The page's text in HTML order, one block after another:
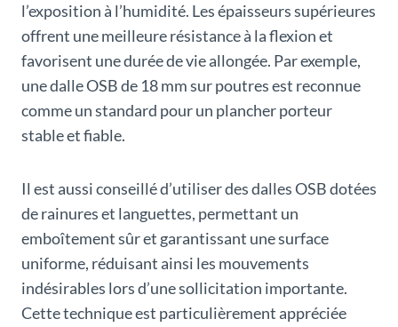
l’exposition à l’humidité. Les épaisseurs supérieures
offrent une meilleure résistance à la flexion et
favorisent une durée de vie allongée. Par exemple,
une dalle OSB de 18 mm sur poutres est reconnue
comme un standard pour un plancher porteur
stable et fiable.
Il est aussi conseillé d’utiliser des dalles OSB dotées
de rainures et languettes, permettant un
emboîtement sûr et garantissant une surface
uniforme, réduisant ainsi les mouvements
indésirables lors d’une sollicitation importante.
Cette technique est particulièrement appréciée